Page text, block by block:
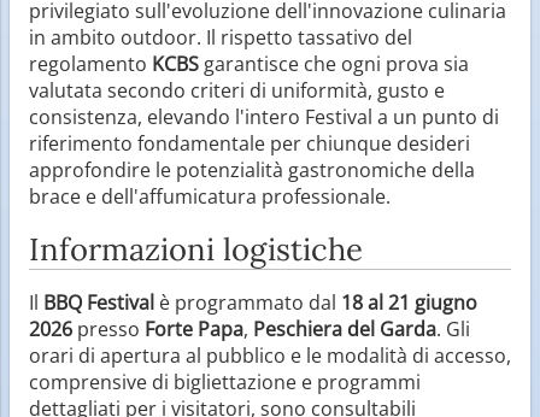
privilegiato sull'evoluzione dell'innovazione culinaria
in ambito outdoor. Il rispetto tassativo del
regolamento KCBS garantisce che ogni prova sia
valutata secondo criteri di uniformità, gusto e
consistenza, elevando l'intero Festival a un punto di
riferimento fondamentale per chiunque desideri
approfondire le potenzialità gastronomiche della
brace e dell'affumicatura professionale.
Informazioni logistiche
Il BBQ Festival è programmato dal 18 al 21 giugno
2026 presso Forte Papa, Peschiera del Garda. Gli
orari di apertura al pubblico e le modalità di accesso,
comprensive di bigliettazione e programmi
dettagliati per i visitatori, sono consultabili